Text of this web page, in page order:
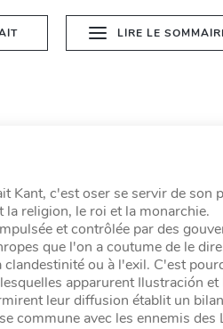
LIRE LE
Kant, c'est oser se servir de son
religion, le roi et la monarchie.
et contrôlée par des
que l'on a coutume de le
ou à l'exil. C'est
apparurent Ilustración et
leur diffusion établit un
commune avec les ennemis des